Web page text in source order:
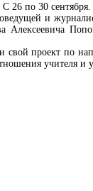
26 по 30 сентября.
и
Алексеевича
свой проект по
учителя и